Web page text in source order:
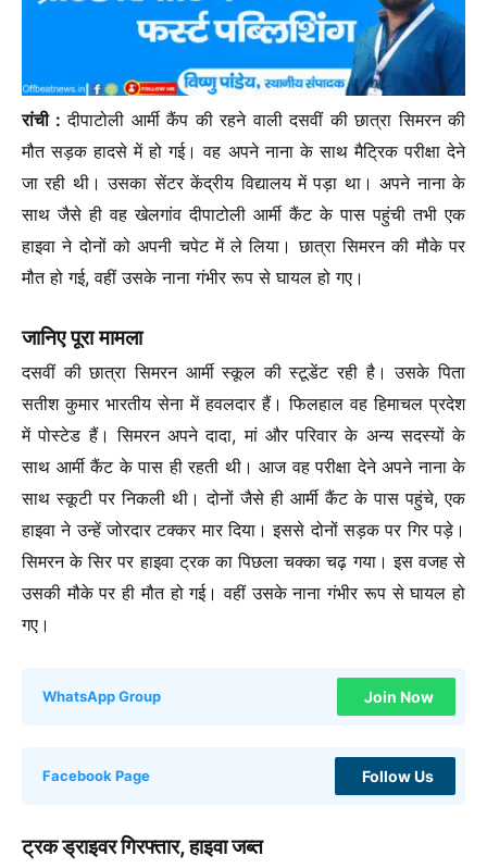
रांची : दीपाटोली आर्मी कैंप की रहने वाली दसवीं की छात्रा सिमरन की
मौत सड़क हादसे में हो गई। वह अपने नाना के साथ मैट्रिक परीक्षा देने
जा रही थी। उसका सेंटर केंद्रीय विद्यालय में पड़ा था। अपने नाना के
साथ जैसे ही वह खेलगांव दीपाटोली आर्मी कैंट के पास पहुंची तभी एक
हाइवा ने दोनों को अपनी चपेट में ले लिया। छात्रा सिमरन की मौके पर
मौत हो गई, वहीं उसके नाना गंभीर रूप से घायल हो गए।
जानिए पूरा मामला
दसवीं की छात्रा सिमरन आर्मी स्कूल की स्टूडेंट रही है। उसके पिता
सतीश कुमार भारतीय सेना में हवलदार हैं। फिलहाल वह हिमाचल प्रदेश
में पोस्टेड हैं। सिमरन अपने दादा, मां और परिवार के अन्य सदस्यों के
साथ आर्मी कैंट के पास ही रहती थी। आज वह परीक्षा देने अपने नाना के
साथ स्कूटी पर निकली थी। दोनों जैसे ही आर्मी कैंट के पास पहुंचे, एक
हाइवा ने उन्हें जोरदार टक्कर मार दिया। इससे दोनों सड़क पर गिर पड़े।
सिमरन के सिर पर हाइवा ट्रक का पिछला चक्का चढ़ गया। इस वजह से
उसकी मौके पर ही मौत हो गई। वहीं उसके नाना गंभीर रूप से घायल हो
गए।
WhatsApp Group Join Now
Facebook Page Follow Us
ट्रक ड्राइवर गिरफ्तार, हाइवा जब्त